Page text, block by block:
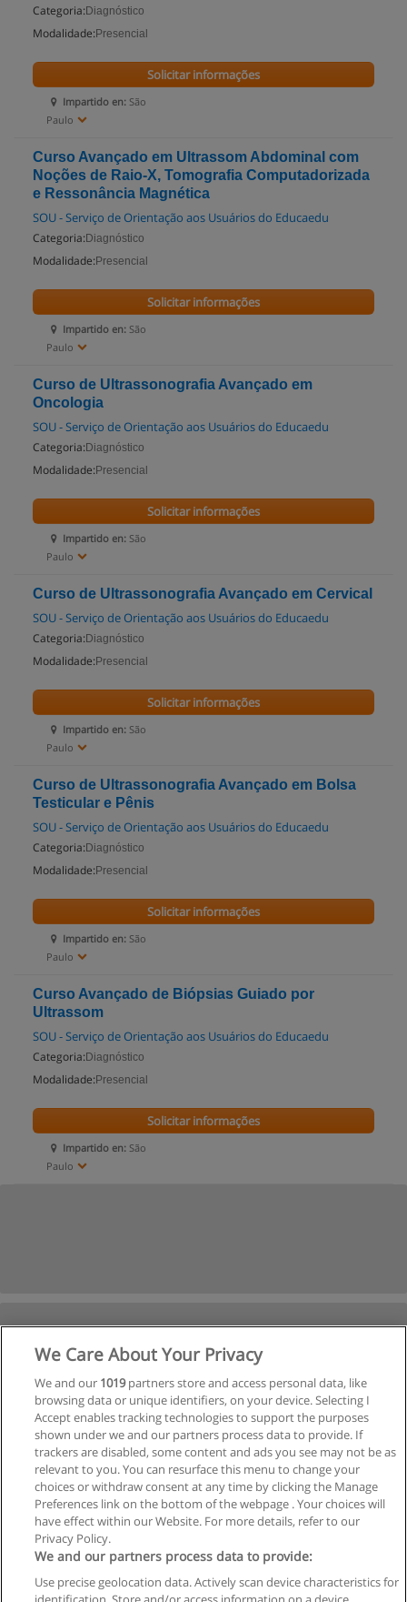
Categoria: Diagnóstico
Modalidade: Presencial
Impartido en: São
Paulo
Solicitar informações
Curso Avançado em Ultrassom Abdominal com
Noções de Raio-X, Tomografia Computadorizada
e Ressonância Magnética
SOU - Serviço de Orientação aos Usuários do Educaedu
Categoria: Diagnóstico
Modalidade: Presencial
Impartido en: São
Paulo
Solicitar informações
Curso de Ultrassonografia Avançado em
Oncologia
SOU - Serviço de Orientação aos Usuários do Educaedu
Categoria: Diagnóstico
Modalidade: Presencial
Impartido en: São
Paulo
Solicitar informações
Curso de Ultrassonografia Avançado em Cervical
SOU - Serviço de Orientação aos Usuários do Educaedu
Categoria: Diagnóstico
Modalidade: Presencial
Impartido en: São
Paulo
Solicitar informações
Curso de Ultrassonografia Avançado em Bolsa
Testicular e Pênis
SOU - Serviço de Orientação aos Usuários do Educaedu
Categoria: Diagnóstico
Modalidade: Presencial
Impartido en: São
Paulo
Solicitar informações
Curso Avançado de Biópsias Guiado por
Ultrassom
SOU - Serviço de Orientação aos Usuários do Educaedu
Categoria: Diagnóstico
Modalidade: Presencial
Impartido en: São
Paulo
Solicitar informações
We Care About Your Privacy
We and our 1019partners store and access personal data, like
browsing data or unique identifiers, on your device. Selecting I
Accept enables tracking technologies to support the purposes
shown under we and our partners process data to provide. If
trackers are disabled, some content and ads you see may not be as
relevant to you. You can resurface this menu to change your
choices or withdraw consent at any time by clicking the Manage
Preferences link on the bottom of the webpage . Your choices will
have effect within our Website. For more details, refer to our
Privacy Policy.
We and our partners process data to provide:
Use precise geolocation data. Actively scan device characteristics for